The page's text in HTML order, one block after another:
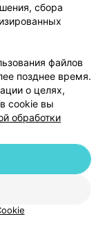
рекламы
договор
оплаты
сбора
файлов
позднее время.
о целях,
cookie вы
обработки